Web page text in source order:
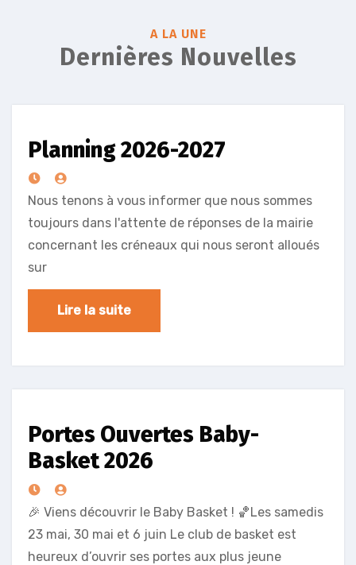
A LA UNE
Dernières Nouvelles
Planning 2026-2027
Nous tenons à vous informer que nous sommes
toujours dans l'attente de réponses de la mairie
concernant les créneaux qui nous seront alloués
sur
Lire la suite
Portes Ouvertes Baby-
Basket 2026
🎉 Viens découvrir le Baby Basket ! 🏀Les samedis
23 mai, 30 mai et 6 juin Le club de basket est
heureux d’ouvrir ses portes aux plus jeune